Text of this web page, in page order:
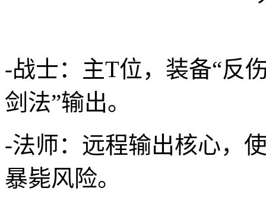
-战士：主T位，装备“反
剑法”输出。
-法师：远程输出核心，
暴毙风险。